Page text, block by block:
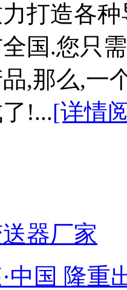
打造各
国.您只
,那么,一
!...[详情
器厂家
中国 隆重